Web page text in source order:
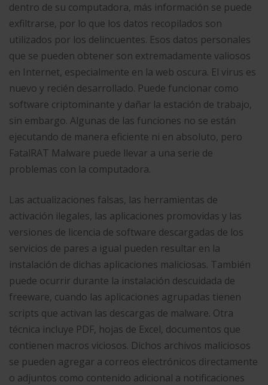
dentro de su computadora, más información se puede
exfiltrarse, por lo que los datos recopilados son
utilizados por los delincuentes. Esos datos personales
que se pueden obtener son extremadamente valiosos
en Internet, especialmente en la web oscura. El virus es
nuevo y recién desarrollado. Puede funcionar como
software criptominante y dañar la estación de trabajo,
sin embargo. Algunas de las funciones no se están
ejecutando de manera eficiente ni en absoluto, pero
FatalRAT Malware puede llevar a una serie de
problemas con la computadora.
Las actualizaciones falsas, las herramientas de
activación ilegales, las aplicaciones promovidas y las
versiones de licencia de software descargadas de los
servicios de pares a igual pueden resultar en la
instalación de dichas aplicaciones maliciosas. También
puede ocurrir durante la instalación descuidada de
freeware, cuando las aplicaciones agrupadas tienen
scripts que activan las descargas de malware. Otra
técnica incluye PDF, hojas de Excel, documentos que
contienen macros viciosos. Dichos archivos maliciosos
se pueden agregar a correos electrónicos directamente
o adjuntos como contenido adicional a notificaciones